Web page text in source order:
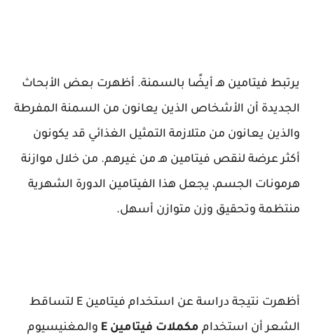
يرتبط فيتامين هـ أيضًا بالسمنة. أظهرت بعض الأبحاث
الجديدة أن الأشخاص الذين يعانون من السمنة المفرطة
والذين يعانون من متلازمة التمثيل الغذائي قد يكونون
أكثر عرضة لنقص فيتامين هـ من غيرهم. من خلال موازنة
هرمونات الجسم، يجعل هذا الفيتامين الدورة الشهرية
منتظمة وتحقيق وزن متوازن أسهل.
أظهرت نتيجة دراسة عن استخدام فيتامين E لتساقط
الشعر أن استخدام مكملات فيتامين E
والمغنيسيوم